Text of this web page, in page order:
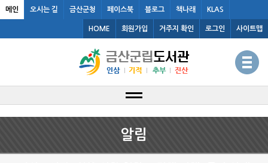
메인 오시는 길 금산군청 페이스북 블로그 책나래 KLAS
HOME 회원가입 거주지 확인 로그인 사이트맵
알림